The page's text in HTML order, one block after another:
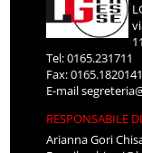
Tel: 0165.231711
Fax: 0165.1820141
E-mail
RESPONSABILE
Arianna Gori